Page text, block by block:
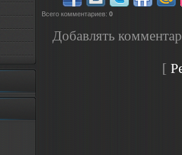
Всего комментариев: 0
Добавлять
[